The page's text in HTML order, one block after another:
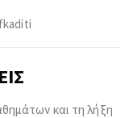
και τη λήξη